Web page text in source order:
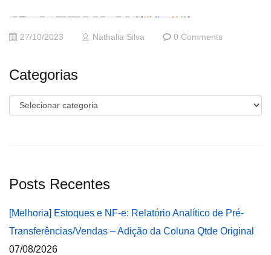
27/10/2023 Nathalia Silva 0 Comments
Categorias
Categorias
Posts Recentes
[Melhoria] Estoques e NF-e: Relatório Analítico de Pré-
Transferências/Vendas – Adição da Coluna Qtde Original
07/08/2026